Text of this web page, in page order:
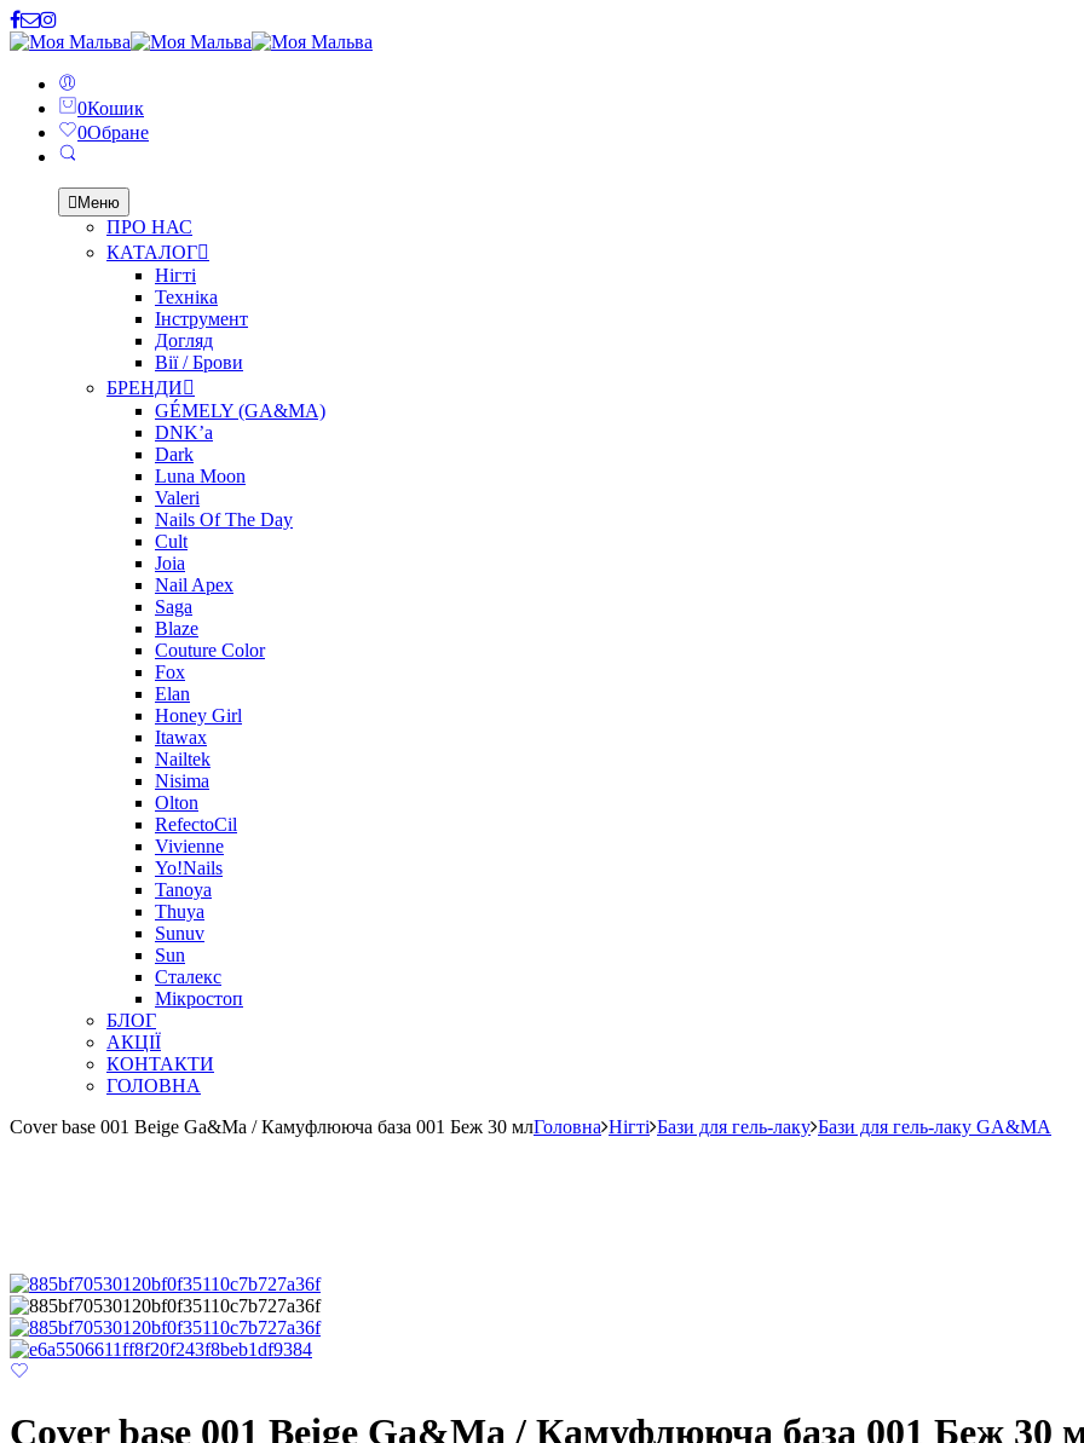
0Кошик
0Обране
Меню
ПРО НАС
КАТАЛОГ
Нігті
Техніка
Інструмент
Догляд
Вії / Брови
БРЕНДИ
GÉMELY (GA&MA)
DNK’a
Dark
Luna Moon
Valeri
Nails Of The Day
Cult
Joia
Nail Apex
Saga
Blaze
Couture Color
Fox
Elan
Honey Girl
Itawax
Nailtek
Nisima
Olton
RefectoCil
Vivienne
Yo!Nails
Tanoya
Thuya
Sunuv
Sun
Сталекс
Мікростоп
БЛОГ
АКЦІЇ
КОНТАКТИ
ГОЛОВНА
Cover base 001 Beige Ga&Ma / Камуфлююча база 001 Беж 30 млГоловна Нігті Бази для гель-лаку Бази для гель-лаку GA&MA
Cover base 001 Beige Ga&Ma / Камуфлююча база 001 Беж 30